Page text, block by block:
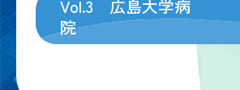
Vol.3 広島大学病
院